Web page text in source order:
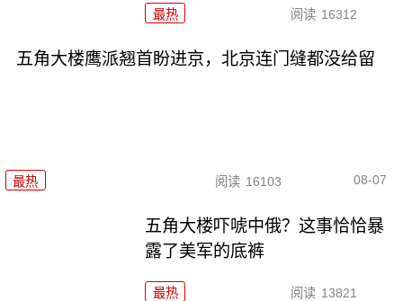
最热 阅读 16312
五角大楼鹰派翘首盼进京，北京连门缝都没给留
最热 阅读 16103 08-07
五角大楼吓唬中俄？这事恰恰暴
露了美军的底裤
最热 阅读 13821